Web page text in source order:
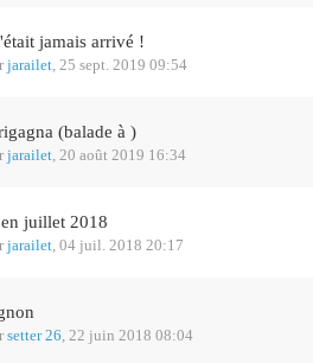
jamais arrivé !
jarailet, 25 sept. 2019 09:54
(balade à )
jarailet, 20 août 2019 16:34
juillet 2018
jarailet, 04 juil. 2018 20:17
setter 26, 22 juin 2018 08:04